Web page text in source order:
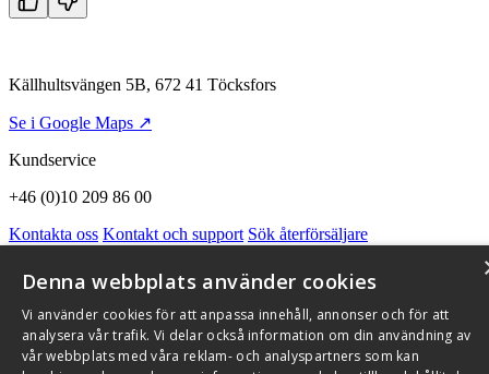
Källhultsvängen 5B, 672 41 Töcksfors
Se i Google Maps ↗
Kundservice
+46 (0)10 209 86 00
Kontakta oss Kontakt och support Sök återförsäljare
Om Flexit
Aktuellt Miljö och kvalitetssäkring Alarmkoder
Qnister Visselblåsningsfunktion
© 2026 Flexit AB. Alla rättigheter förbehållna
Aktuellt Miljö och kvalitetssäkring
Denna webbplats använder cookies
Vi använder cookies för att anpassa innehåll, annonser och för att
analysera vår trafik. Vi delar också information om din användning av
vår webbplats med våra reklam- och analyspartners som kan